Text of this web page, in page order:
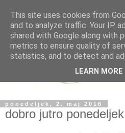
ponedeljek, 2. maj 2016
dobro jutro ponedeljek
This site uses cookies from
and to analyze traffic. Your IP
shared with Google along with
metrics to ensure quality of
statistics, and to detect and
LEARN MORE